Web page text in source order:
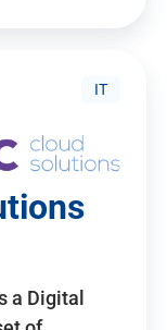
IT
a Digital